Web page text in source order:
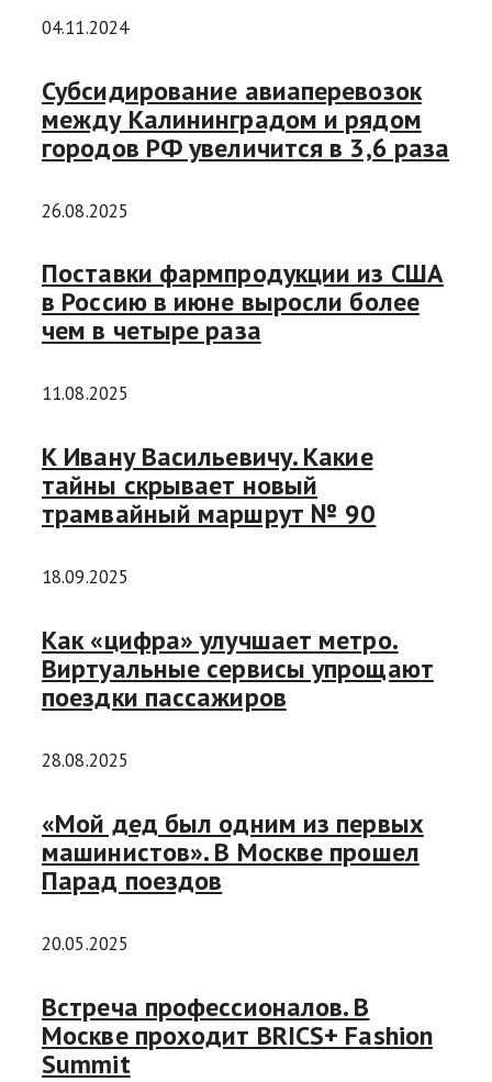
04.11.2024
Субсидирование авиаперевозок
между Калининградом и рядом
городов РФ увеличится в 3,6 раза
26.08.2025
Поставки фармпродукции из США
в Россию в июне выросли более
чем в четыре раза
11.08.2025
К Ивану Васильевичу. Какие
тайны скрывает новый
трамвайный маршрут № 90
18.09.2025
Как «цифра» улучшает метро.
Виртуальные сервисы упрощают
поездки пассажиров
28.08.2025
«Мой дед был одним из первых
машинистов». В Москве прошел
Парад поездов
20.05.2025
Встреча профессионалов. В
Москве проходит BRICS+ Fashion
Summit